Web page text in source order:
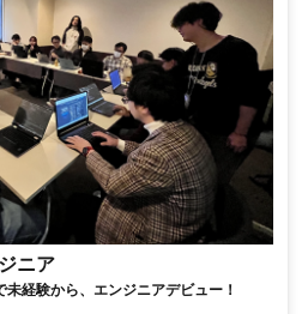
ニア
未経験から、エンジニアデビュー！